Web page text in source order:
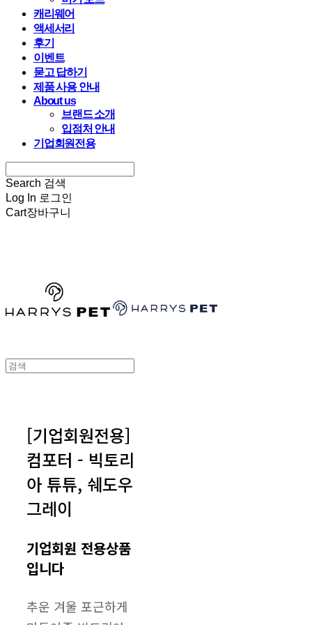
캐리웨어
액세서리
후기
이벤트
묻고 답하기
제품 사용 안내
About us
브랜드 소개
입점처 안내
기업회원전용
Search 검색
Log In 로그인
Cart장바구니
[기업회원전용]
컴포터 - 빅토리
아 튜튜, 쉐도우
그레이
기업회원 전용상품
입니다
추운 겨울 포근하게